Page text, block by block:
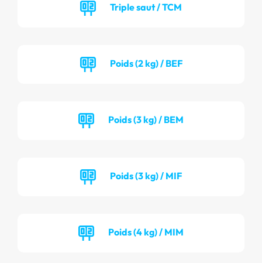
Triple saut / TCM
Poids (2 kg) / BEF
Poids (3 kg) / BEM
Poids (3 kg) / MIF
Poids (4 kg) / MIM